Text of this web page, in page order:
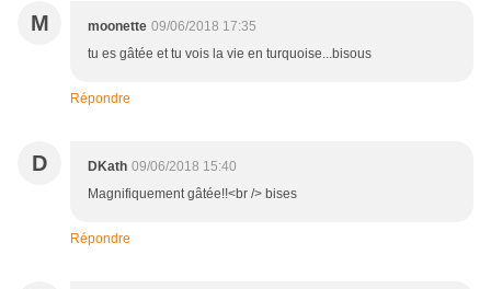
M moonette 09/06/2018 17:35
tu es gâtée et tu vois la vie en turquoise...bisous
Répondre
D DKath 09/06/2018 15:40
Magnifiquement gâtée!!<br /> bises
Répondre